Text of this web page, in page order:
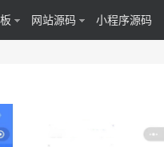
网站源码 小程序源码